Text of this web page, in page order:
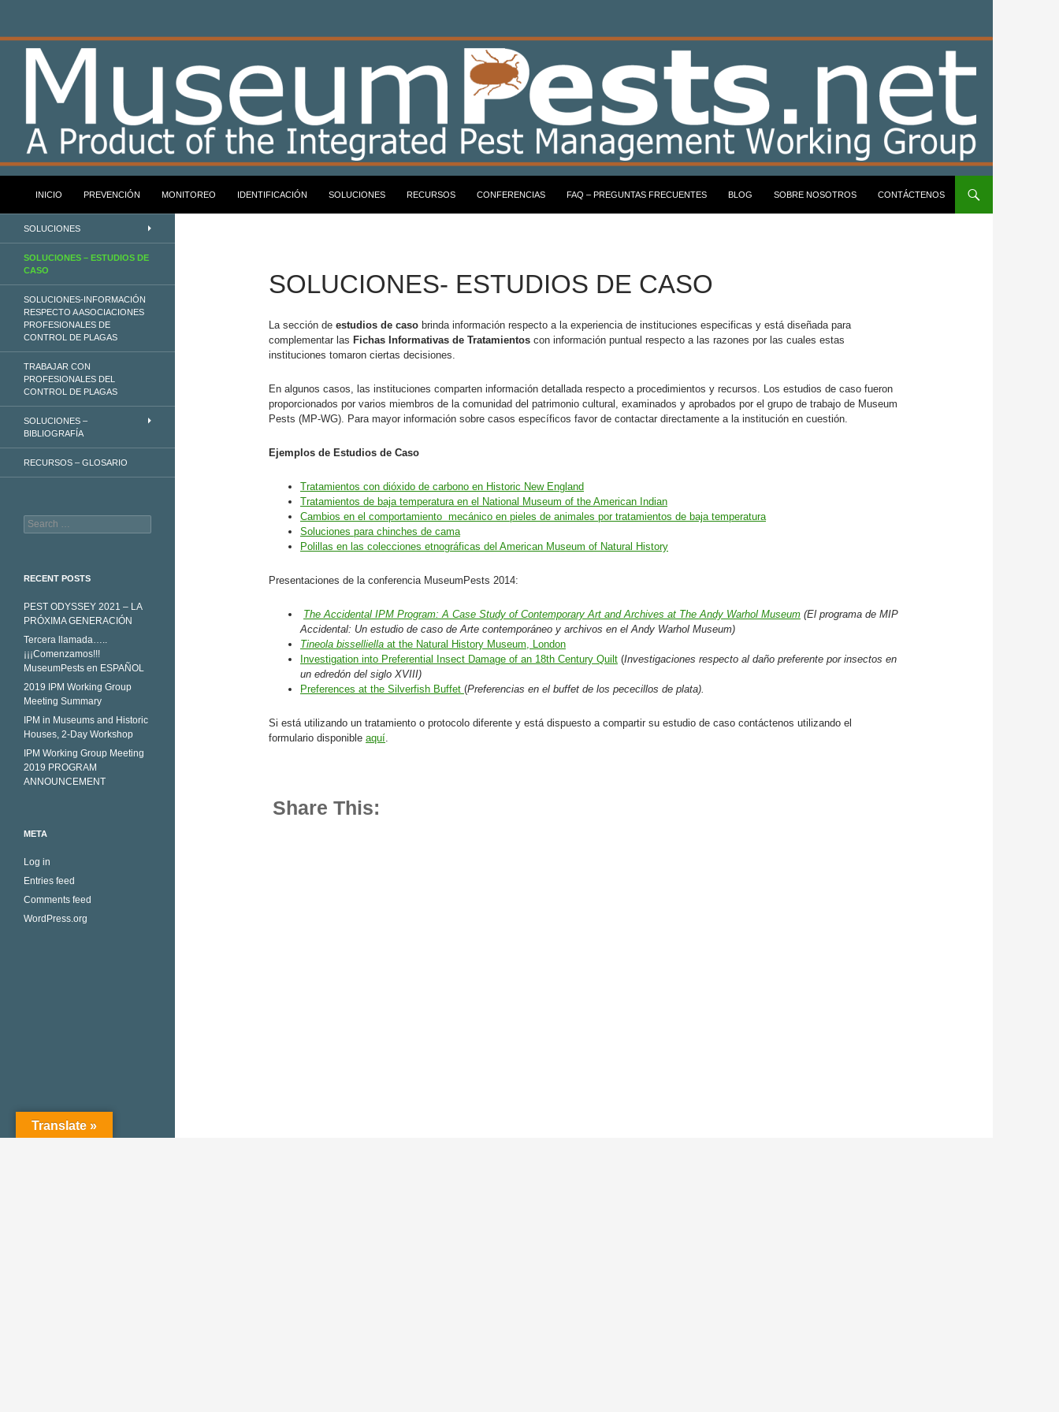
content
Museumpests.net
INICIO PREVENCIÓN MONITOREO IDENTIFICACIÓN SOLUCIONES RECURSOS CONFERENCIAS FAQ – PREGUNTAS FRECUENTES BLOG SOBRE NOSOTROS CONTÁCTENOS
SOLUCIONES- ESTUDIOS DE CASO
La sección de estudios de caso brinda información respecto a la experiencia de instituciones especificas y está diseñada para
complementar las Fichas Informativas de Tratamientos con información puntual respecto a las razones por las cuales estas
instituciones tomaron ciertas decisiones.
En algunos casos, las instituciones comparten información detallada respecto a procedimientos y recursos. Los estudios de caso fueron
proporcionados por varios miembros de la comunidad del patrimonio cultural, examinados y aprobados por el grupo de trabajo de Museum
Pests (MP-WG). Para mayor información sobre casos específicos favor de contactar directamente a la institución en cuestión.
Ejemplos de Estudios de Caso
Tratamientos con dióxido de carbono en Historic New England
Tratamientos de baja temperatura en el National Museum of the American Indian
Cambios en el comportamiento mecánico en pieles de animales por tratamientos de baja temperatura
Soluciones para chinches de cama
Polillas en las colecciones etnográficas del American Museum of Natural History
Presentaciones de la conferencia MuseumPests 2014:
The Accidental IPM Program: A Case Study of Contemporary Art and Archives at The Andy Warhol Museum (El programa de MIP
Accidental: Un estudio de caso de Arte contemporáneo y archivos en el Andy Warhol Museum)
Tineola bisselliella at the Natural History Museum, London
Investigation into Preferential Insect Damage of an 18th Century Quilt (Investigaciones respecto al daño preferente por insectos en
un edredón del siglo XVIII)
Preferences at the Silverfish Buffet (Preferencias en el buffet de los pececillos de plata).
Si está utilizando un tratamiento o protocolo diferente y está dispuesto a compartir su estudio de caso contáctenos utilizando el
formulario disponible aquí.
Share This:
Management Working Group
SOLUCIONES
SOLUCIONES – ESTUDIOS DE
CASO
SOLUCIONES-INFORMACIÓN
RESPECTO A ASOCIACIONES
PROFESIONALES DE
CONTROL DE PLAGAS
TRABAJAR CON
PROFESIONALES DEL
CONTROL DE PLAGAS
SOLUCIONES –
BIBLIOGRAFÍA
RECURSOS – GLOSARIO
Search
for:
RECENT POSTS
PEST ODYSSEY 2021 – LA
PRÓXIMA GENERACIÓN
Tercera llamada…..
¡¡¡Comenzamos!!!
MuseumPests en ESPAÑOL
2019 IPM Working Group
Meeting Summary
IPM in Museums and Historic
Houses, 2-Day Workshop
IPM Working Group Meeting
2019 PROGRAM
ANNOUNCEMENT
META
Log in
Entries feed
Comments feed
WordPress.org
Translate »